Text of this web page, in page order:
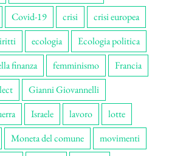
Covid-19 crisi
crisi europea
ecologia
Ecologia politica
finanza femminismo
Francia
Gianni Giovannelli
Israele lavoro
lotte
Moneta del comune
movimenti